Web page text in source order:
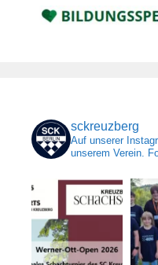
sckreuzberg
Auf unserer
unserem Verein.